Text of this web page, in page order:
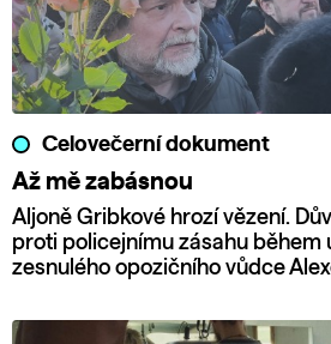
Celovečerní dokument
Až mě zabásnou
Aljoně Gribkové hrozí vězení.
proti policejnímu zásahu během
zesnulého opozičního vůdce